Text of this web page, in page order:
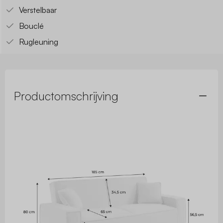
Verstelbaar
Bouclé
Rugleuning
Productomschrijving